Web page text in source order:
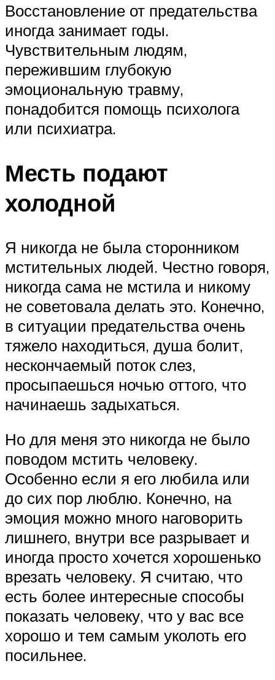
Восстановление от предательства
иногда занимает годы.
Чувствительным людям,
пережившим глубокую
эмоциональную травму,
понадобится помощь психолога
или психиатра.
Месть подают
холодной
Я никогда не была сторонником
мстительных людей. Честно говоря,
никогда сама не мстила и никому
не советовала делать это. Конечно,
в ситуации предательства очень
тяжело находиться, душа болит,
нескончаемый поток слез,
просыпаешься ночью оттого, что
начинаешь задыхаться.
Но для меня это никогда не было
поводом мстить человеку.
Особенно если я его любила или
до сих пор люблю. Конечно, на
эмоция можно много наговорить
лишнего, внутри все разрывает и
иногда просто хочется хорошенько
врезать человеку. Я считаю, что
есть более интересные способы
показать человеку, что у вас все
хорошо и тем самым уколоть его
посильнее.